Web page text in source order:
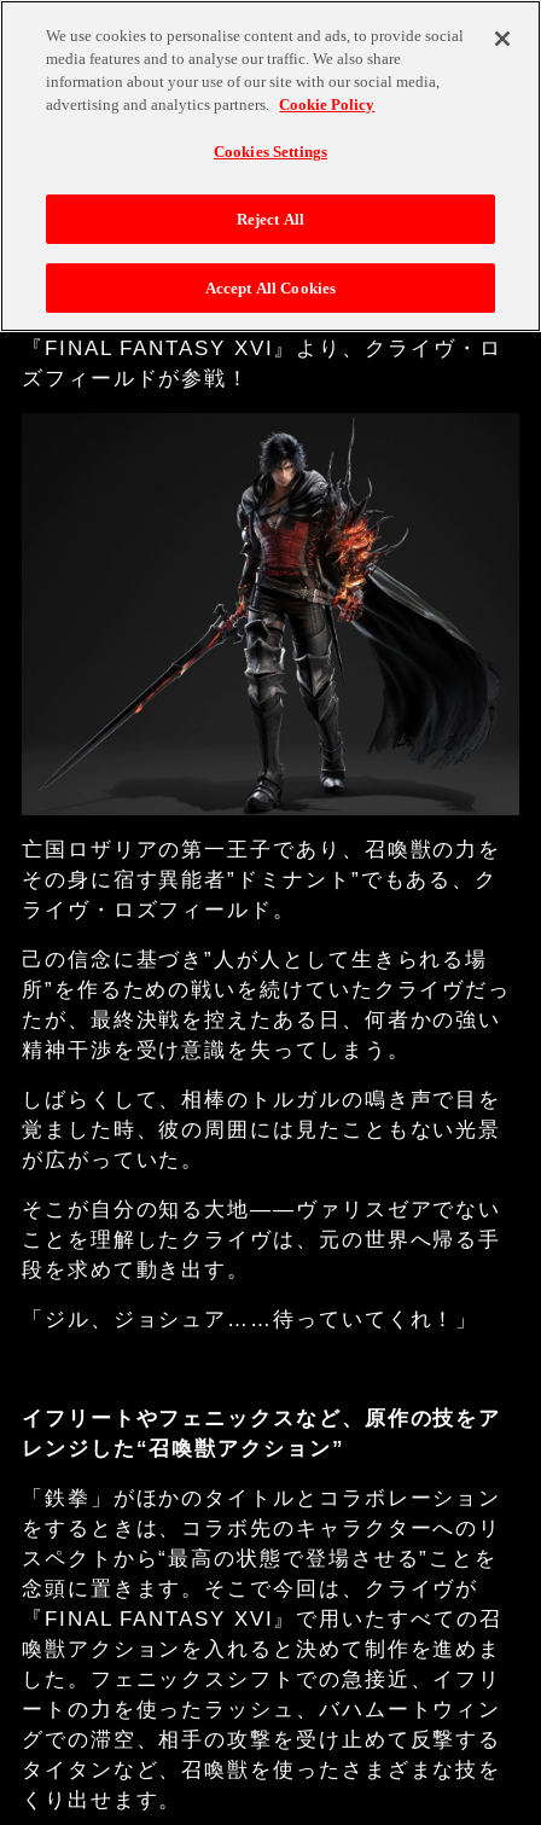
TOP
NEWS
TEKKEN 8
TITLES
NEWS
2024.12.15 GAME
[TEKKEN 8] ディレクターが語る「クラ
イヴ」の注目ポイント
『FINAL FANTASY XVI』より、クライヴ・ロ
ズフィールドが参戦！
亡国ロザリアの第一王子であり、召喚獣の力を
その身に宿す異能者”ドミナント”でもある、ク
ライヴ・ロズフィールド。
己の信念に基づき”人が人として生きられる場
所”を作るための戦いを続けていたクライヴだっ
たが、最終決戦を控えたある日、何者かの強い
精神干渉を受け意識を失ってしまう。
しばらくして、相棒のトルガルの鳴き声で目を
覚ました時、彼の周囲には見たこともない光景
が広がっていた。
そこが自分の知る大地――ヴァリスゼアでない
ことを理解したクライヴは、元の世界へ帰る手
段を求めて動き出す。
「ジル、ジョシュア……待っていてくれ！」
イフリートやフェニックスなど、原作の技をア
レンジした“召喚獣アクション”
「鉄拳」がほかのタイトルとコラボレーション
をするときは、コラボ先のキャラクターへのリ
スペクトから“最高の状態で登場させる”ことを
念頭に置きます。そこで今回は、クライヴが
『FINAL FANTASY XVI』で用いたすべての召
喚獣アクションを入れると決めて制作を進めま
した。フェニックスシフトでの急接近、イフリ
ートの力を使ったラッシュ、バハムートウィン
グでの滞空、相手の攻撃を受け止めて反撃する
タイタンなど、召喚獣を使ったさまざまな技を
くり出せます。
We use cookies to personalise content and ads, to provide social
media features and to analyse our traffic. We also share
information about your use of our site with our social media,
advertising and analytics partners. Cookie Policy
Cookies Settings
Reject All
Accept All Cookies